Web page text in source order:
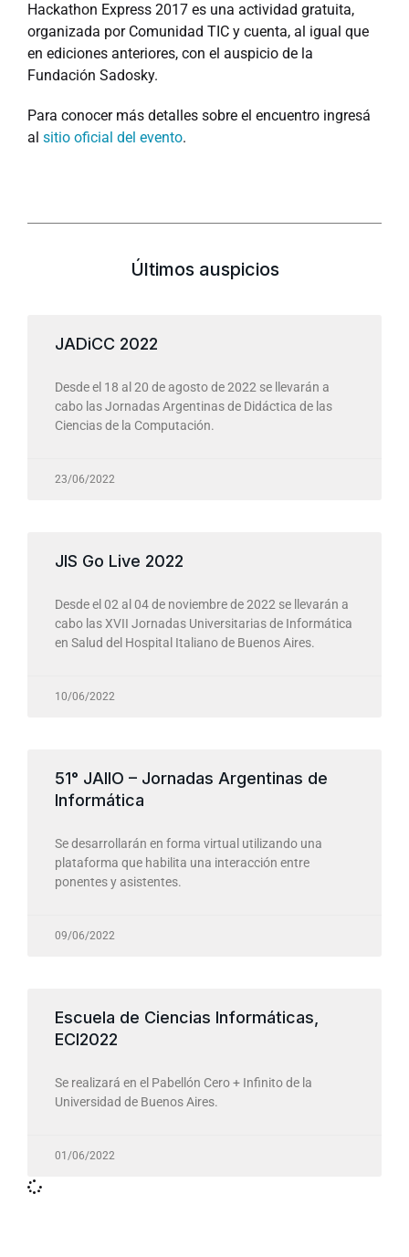
Hackathon Express 2017 es una actividad gratuita,
organizada por Comunidad TIC y cuenta, al igual que
en ediciones anteriores, con el auspicio de la
Fundación Sadosky.
Para conocer más detalles sobre el encuentro ingresá
al sitio oficial del evento.
Últimos auspicios
JADiCC 2022
Desde el 18 al 20 de agosto de 2022 se llevarán a
cabo las Jornadas Argentinas de Didáctica de las
Ciencias de la Computación.
23/06/2022
JIS Go Live 2022
Desde el 02 al 04 de noviembre de 2022 se llevarán a
cabo las XVII Jornadas Universitarias de Informática
en Salud del Hospital Italiano de Buenos Aires.
10/06/2022
51° JAIIO – Jornadas Argentinas de
Informática
Se desarrollarán en forma virtual utilizando una
plataforma que habilita una interacción entre
ponentes y asistentes.
09/06/2022
Escuela de Ciencias Informáticas,
ECI2022
Se realizará en el Pabellón Cero + Infinito de la
Universidad de Buenos Aires.
01/06/2022